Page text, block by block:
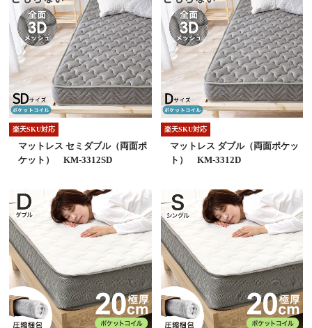
楽天SKU対応
マットレス セミダブル（両面ポ
ケット） KM-3312SD
楽天SKU対応
マットレス ダブル（両面ポケッ
ト） KM-3312D